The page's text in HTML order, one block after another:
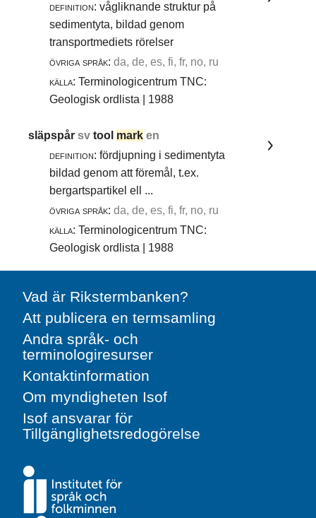
definition: vågliknande struktur på
sedimentyta, bildad genom
transportmediets rörelser
övriga språk: da, de, es, fi, fr, no, ru
källa: Terminologicentrum TNC:
Geologisk ordlista | 1988
släpspårsvtool mark en
definition: fördjupning i sedimentyta
bildad genom att föremål, t.ex.
bergartspartikel ell ...
övriga språk: da, de, es, fi, fr, no, ru
källa: Terminologicentrum TNC:
Geologisk ordlista | 1988
Vad är Rikstermbanken?
Att publicera en termsamling
Andra språk- och
terminologiresurser
Kontaktinformation
Om myndigheten Isof
Isof ansvarar för
Tillgänglighetsredogörelse